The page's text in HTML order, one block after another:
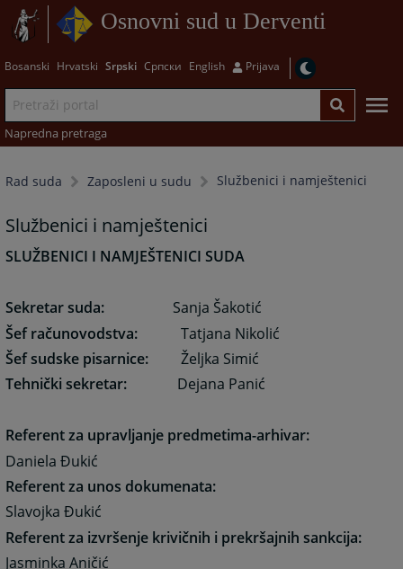
Osnovni sud u Derventi
Bosanski Hrvatski Srpski Српски English Prijava
Napredna pretraga
Rad suda Zaposleni u sudu Službenici i namještenici
Službenici i namještenici
SLUŽBENICI I NAMJEŠTENICI SUDA
Sekretar suda: Sanja Šakotić
Šef računovodstva: Tatjana Nikolić
Šef sudske pisarnice: Željka Simić
Tehnički sekretar: Dejana Panić
Referent za upravljanje predmetima-arhivar:
Daniela Đukić
Referent za unos dokumenata:
Slavojka Đukić
Referent za izvršenje krivičnih i prekršajnih sankcija:
Jasminka Aničić